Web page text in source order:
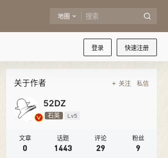
地圈
登录 快速注册
关于作者 关注 私信
52DZ
石英 Lv5
文章
0
话题
1443
评论
29
粉丝
9